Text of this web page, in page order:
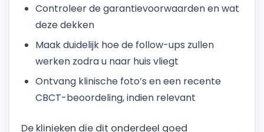
Controleer de garantievoorwaarden en wat
deze dekken
Maak duidelijk hoe de follow-ups zullen
werken zodra u naar huis vliegt
Ontvang klinische foto’s en een recente
CBCT-beoordeling, indien relevant
De klinieken die dit onderdeel goed